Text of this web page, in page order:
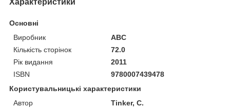
Характеристики
Основні
Виробник
ABC
Кількість сторінок
72.0
Рік видання
2011
ISBN
9780007439478
Користувальницькі характеристики
Автор
Tinker, C.